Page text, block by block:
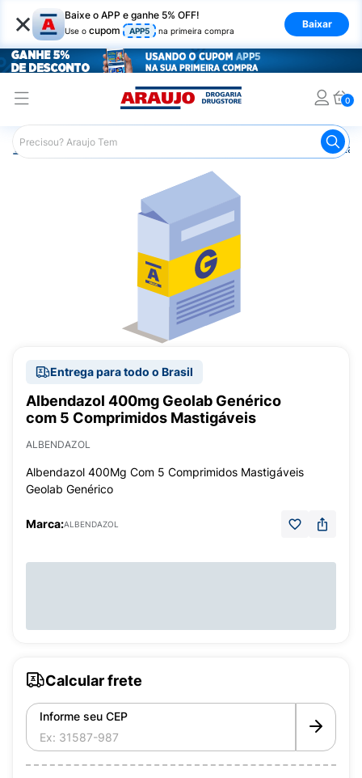
× Baixe o APP e ganhe 5% OFF!
Use o cupom APP5 na primeira compra
Baixar
0
Araujo Medicamentos Remédio para Vermes e Parasitas
Entrega para todo o Brasil
Albendazol 400mg Geolab Genérico
com 5 Comprimidos Mastigáveis
ALBENDAZOL
Albendazol 400Mg Com 5 Comprimidos Mastigáveis
Geolab Genérico
Marca:ALBENDAZOL
Calcular frete
Informe seu CEP